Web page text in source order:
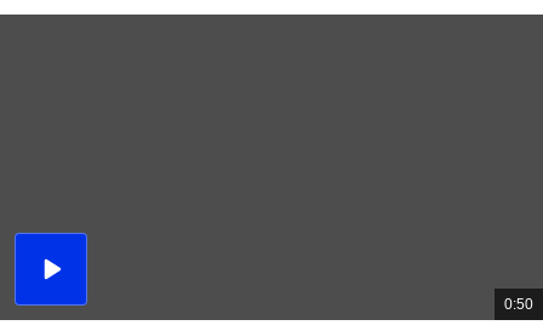
播
總
共
0:50